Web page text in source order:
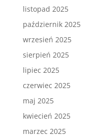
listopad 2025
październik 2025
wrzesień 2025
sierpień 2025
lipiec 2025
czerwiec 2025
maj 2025
kwiecień 2025
marzec 2025